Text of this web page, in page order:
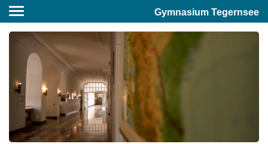
Gymnasium Tegernsee